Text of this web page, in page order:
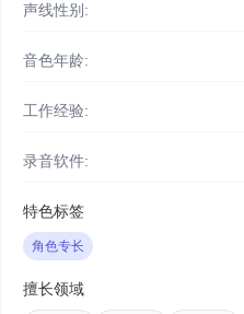
声线性别:
音色年龄:
工作经验:
录音软件:
特色标签
角色专长
擅长领域